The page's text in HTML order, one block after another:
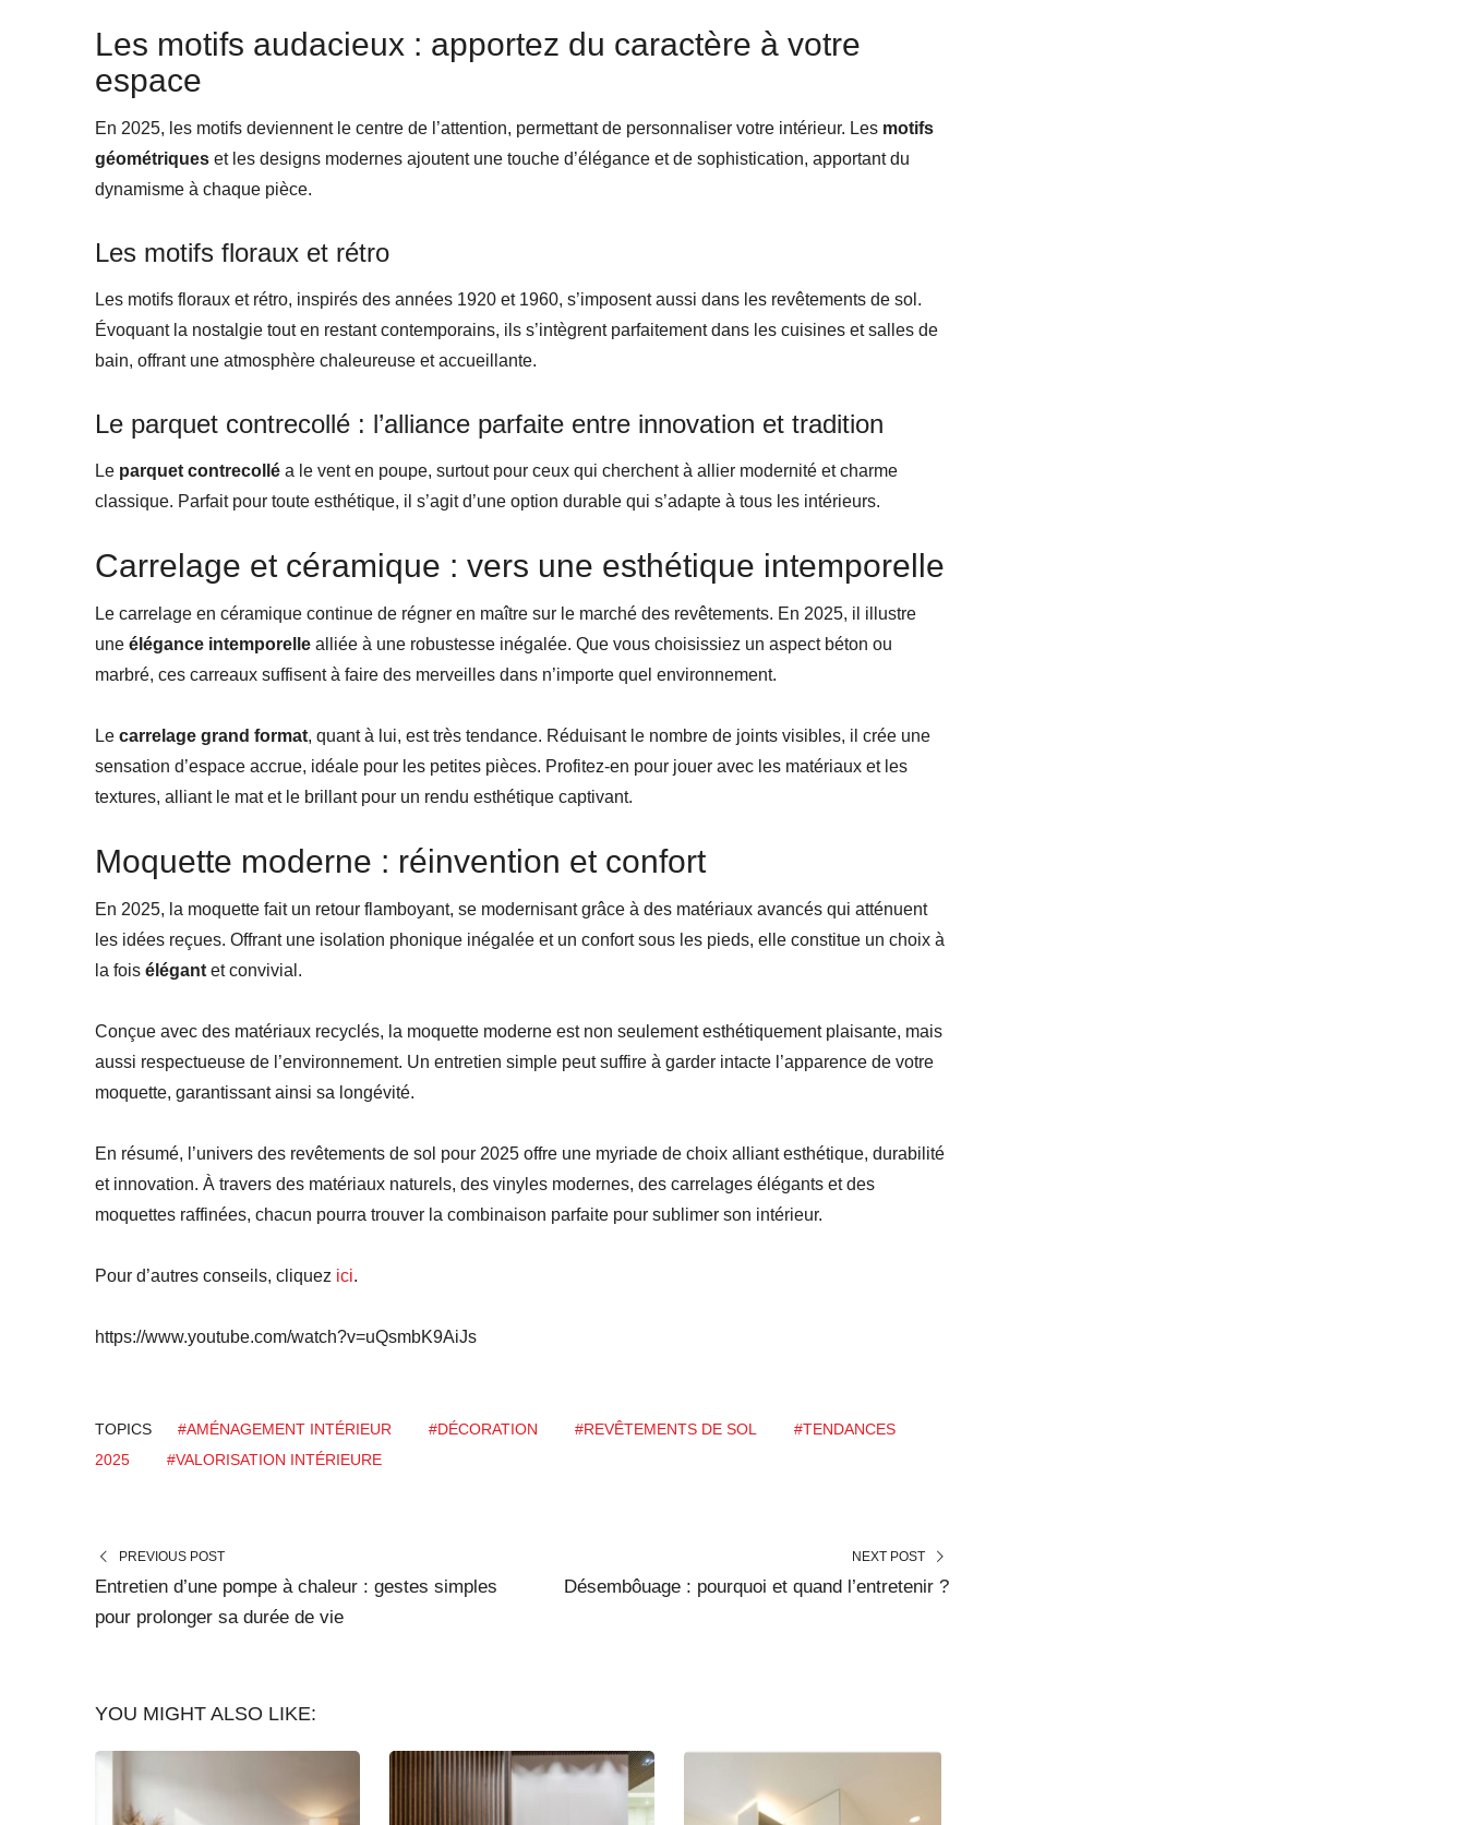
Les motifs audacieux : apportez du caractère à votre
espace
En 2025, les motifs deviennent le centre de l’attention, permettant de personnaliser votre intérieur. Les motifs
géométriques et les designs modernes ajoutent une touche d’élégance et de sophistication, apportant du
dynamisme à chaque pièce.
Les motifs floraux et rétro
Les motifs floraux et rétro, inspirés des années 1920 et 1960, s’imposent aussi dans les revêtements de sol.
Évoquant la nostalgie tout en restant contemporains, ils s’intègrent parfaitement dans les cuisines et salles de
bain, offrant une atmosphère chaleureuse et accueillante.
Le parquet contrecollé : l’alliance parfaite entre innovation et tradition
Le parquet contrecollé a le vent en poupe, surtout pour ceux qui cherchent à allier modernité et charme
classique. Parfait pour toute esthétique, il s’agit d’une option durable qui s’adapte à tous les intérieurs.
Carrelage et céramique : vers une esthétique intemporelle
Le carrelage en céramique continue de régner en maître sur le marché des revêtements. En 2025, il illustre
une élégance intemporelle alliée à une robustesse inégalée. Que vous choisissiez un aspect béton ou
marbré, ces carreaux suffisent à faire des merveilles dans n’importe quel environnement.
Le carrelage grand format, quant à lui, est très tendance. Réduisant le nombre de joints visibles, il crée une
sensation d’espace accrue, idéale pour les petites pièces. Profitez-en pour jouer avec les matériaux et les
textures, alliant le mat et le brillant pour un rendu esthétique captivant.
Moquette moderne : réinvention et confort
En 2025, la moquette fait un retour flamboyant, se modernisant grâce à des matériaux avancés qui atténuent
les idées reçues. Offrant une isolation phonique inégalée et un confort sous les pieds, elle constitue un choix à
la fois élégant et convivial.
Conçue avec des matériaux recyclés, la moquette moderne est non seulement esthétiquement plaisante, mais
aussi respectueuse de l’environnement. Un entretien simple peut suffire à garder intacte l’apparence de votre
moquette, garantissant ainsi sa longévité.
En résumé, l’univers des revêtements de sol pour 2025 offre une myriade de choix alliant esthétique, durabilité
et innovation. À travers des matériaux naturels, des vinyles modernes, des carrelages élégants et des
moquettes raffinées, chacun pourra trouver la combinaison parfaite pour sublimer son intérieur.
Pour d’autres conseils, cliquez ici.
https://www.youtube.com/watch?v=uQsmbK9AiJs
TOPICS #AMÉNAGEMENT INTÉRIEUR #DÉCORATION #REVÊTEMENTS DE SOL
#TENDANCES
2025
#VALORISATION INTÉRIEURE
PREVIOUS POST
Entretien d’une pompe à chaleur : gestes simples
pour prolonger sa durée de vie
NEXT POST
Désembôuage : pourquoi et quand l’entretenir ?
YOU MIGHT ALSO LIKE: